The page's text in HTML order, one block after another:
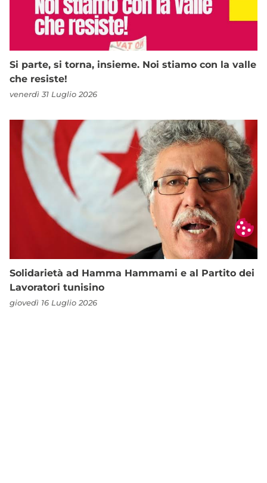
Si parte, si torna, insieme. Noi stiamo con la valle
che resiste!
venerdì 31 Luglio 2026
Solidarietà ad Hamma Hammami e al Partito dei
Lavoratori tunisino
giovedì 16 Luglio 2026